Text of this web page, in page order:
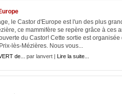
le Castor d'Europe est l'un des plus
ce mammifère se repère grâce à ces
du Castor! Cette sortie est
lès-Mézières. Nous vous...
de... par lanvert | Lire la suite...